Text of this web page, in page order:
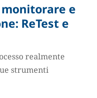
e
ReTest e
realmente
strumenti